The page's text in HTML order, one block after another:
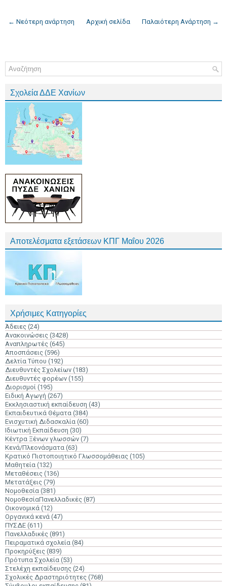
← Νεότερη ανάρτηση Παλαιότερη Ανάρτηση →
Αρχική σελίδα
Σχολεία ΔΔΕ Χανίων
Αποτελέσματα εξετάσεων ΚΠΓ Μαΐου 2026
Χρήσιμες Κατηγορίες
Άδειες (24)
Ανακοινώσεις (3428)
Αναπληρωτές (645)
Αποσπάσεις (596)
Δελτία Τύπου (192)
Διευθυντές Σχολείων (183)
Διευθυντές φορέων (155)
Διορισμοί (195)
Ειδική Αγωγή (267)
Εκκλησιαστική εκπαίδευση (43)
Εκπαιδευτικά Θέματα (384)
Ενισχυτική Διδασκαλία (60)
Ιδιωτική Εκπαίδευση (30)
Κέντρα Ξένων γλωσσών (7)
Κενά/Πλεονάσματα (63)
Κρατικό Πιστοποιητικό Γλωσσομάθειας (105)
Μαθητεία (132)
Μεταθέσεις (136)
Μετατάξεις (79)
Νομοθεσία (381)
ΝομοθεσίαΠανελλαδικές (87)
Οικονομικά (12)
Οργανικά κενά (47)
ΠΥΣΔΕ (611)
Πανελλαδικές (891)
Πειραματικά σχολεία (84)
Προκηρύξεις (839)
Πρότυπα Σχολεία (53)
Στελέχη εκπαίδευσης (24)
Σχολικές Δραστηριότητες (768)